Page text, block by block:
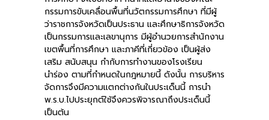
กรรมการขับเคลื่อนพื้นที่นวัตกรรมการศึกษา ที่มีผู้
ว่าราชการจังหวัดเป็นประธาน และศึกษาธิการจังหวัด
เป็นกรรมการและเลขานุการ มีผู้อำนวยการสำนักงาน
เขตพื้นที่การศึกษา และภาคีที่เกี่ยวข้อง เป็นผู้ส่ง
เสริม สนับสนุน กำกับการทำงานของโรงเรียน
นำร่อง ตามที่กำหนดในกฎหมายนี้ ดังนั้น การบริหาร
จัดการจึงมีความแตกต่างกันในประเด็นนี้ การนำ
พ.ร.บ.ไปประยุกต์ใช้จึงควรพิจารณาถึงประเด็นนี้
เป็นต้น